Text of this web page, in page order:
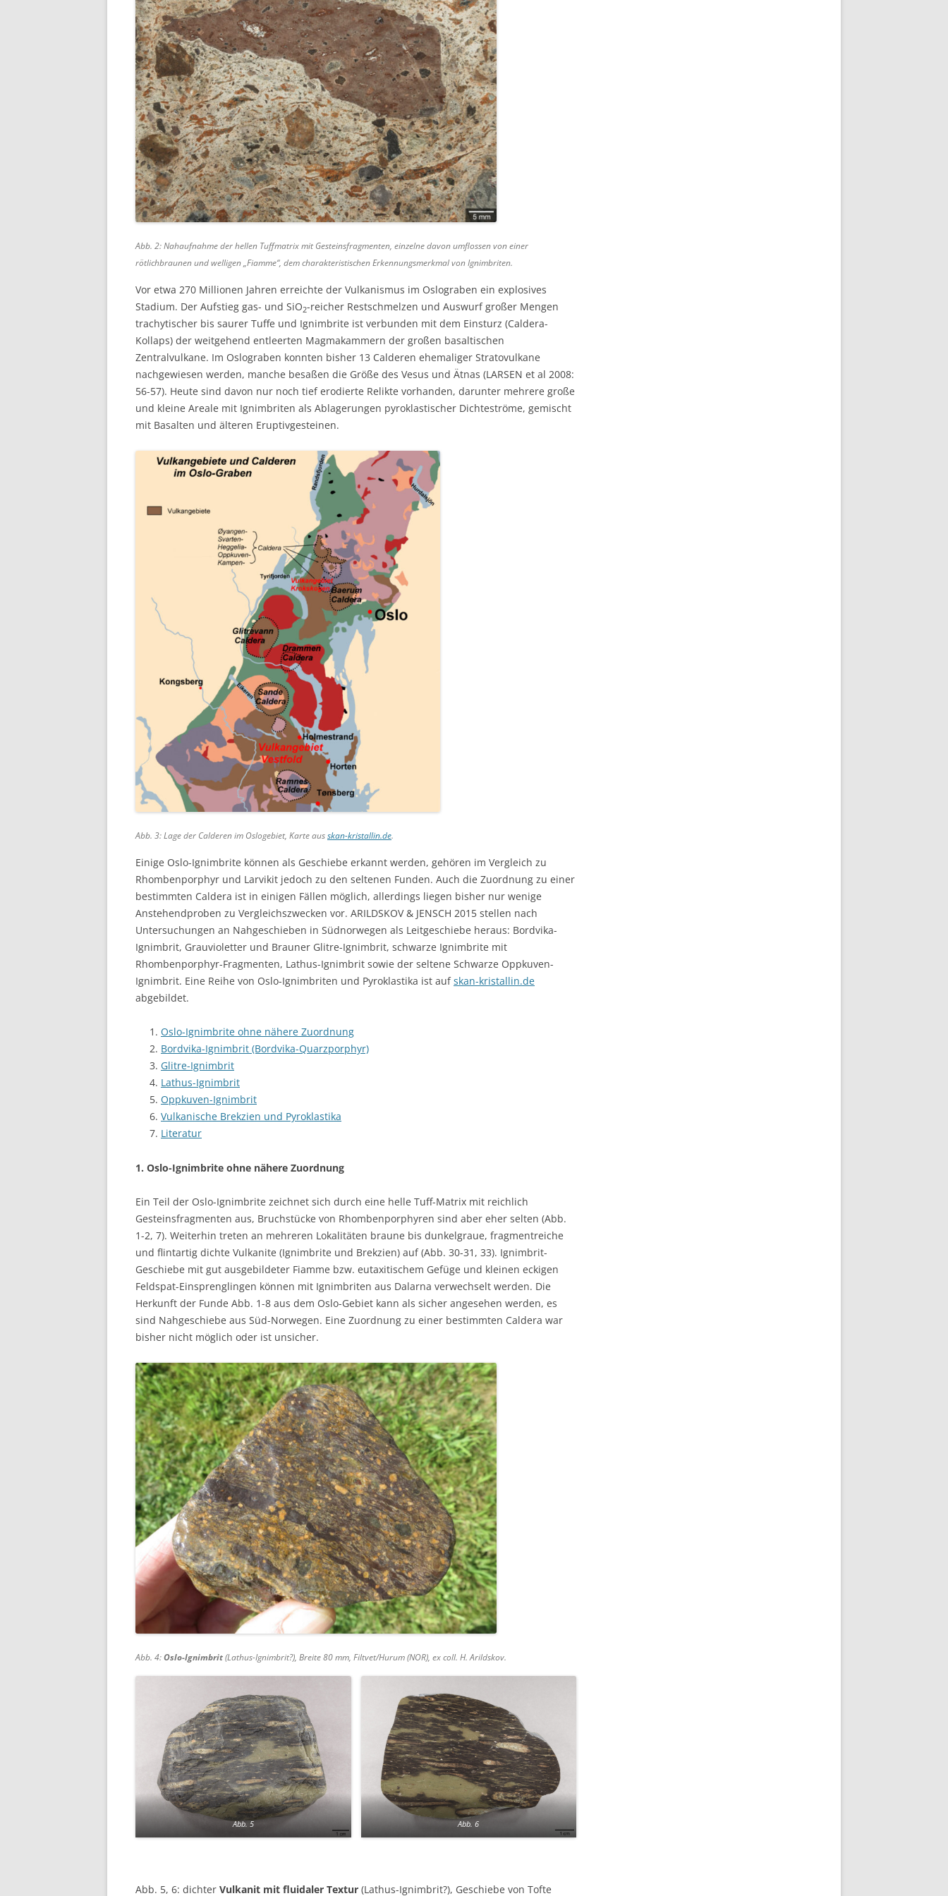
Abb. 2: Nahaufnahme der hellen Tuffmatrix mit Gesteinsfragmenten, einzelne davon umflossen von einer
rötlichbraunen und welligen „Fiamme“, dem charakteristischen Erkennungsmerkmal von Ignimbriten.
Vor etwa 270 Millionen Jahren erreichte der Vulkanismus im Oslograben ein explosives
Stadium. Der Aufstieg gas- und SiO2-reicher Restschmelzen und Auswurf großer Mengen
trachytischer bis saurer Tuffe und Ignimbrite ist verbunden mit dem Einsturz (Caldera-
Kollaps) der weitgehend entleerten Magmakammern der großen basaltischen
Zentralvulkane. Im Oslograben konnten bisher 13 Calderen ehemaliger Stratovulkane
nachgewiesen werden, manche besaßen die Größe des Vesus und Ätnas (LARSEN et al 2008:
56-57). Heute sind davon nur noch tief erodierte Relikte vorhanden, darunter mehrere große
und kleine Areale mit Ignimbriten als Ablagerungen pyroklastischer Dichteströme, gemischt
mit Basalten und älteren Eruptivgesteinen.
Abb. 3: Lage der Calderen im Oslogebiet, Karte ausskan-kristallin.de.
Einige Oslo-Ignimbrite können als Geschiebe erkannt werden, gehören im Vergleich zu
Rhombenporphyr und Larvikit jedoch zu den seltenen Funden. Auch die Zuordnung zu einer
bestimmten Caldera ist in einigen Fällen möglich, allerdings liegen bisher nur wenige
Anstehendproben zu Vergleichszwecken vor. ARILDSKOV & JENSCH 2015 stellen nach
Untersuchungen an Nahgeschieben in Südnorwegen als Leitgeschiebe heraus: Bordvika-
Ignimbrit, Grauvioletter und Brauner Glitre-Ignimbrit, schwarze Ignimbrite mit
Rhombenporphyr-Fragmenten, Lathus-Ignimbrit sowie der seltene Schwarze Oppkuven-
Ignimbrit. Eine Reihe von Oslo-Ignimbriten und Pyroklastika ist aufskan-kristallin.de
abgebildet.
Oslo-Ignimbrite ohne nähere Zuordnung
Bordvika-Ignimbrit (Bordvika-Quarzporphyr)
Glitre-Ignimbrit
Lathus-Ignimbrit
Oppkuven-Ignimbrit
Vulkanische Brekzien und Pyroklastika
Literatur
1. Oslo-Ignimbrite ohne nähere Zuordnung
Ein Teil der Oslo-Ignimbrite zeichnet sich durch eine helle Tuff-Matrix mit reichlich
Gesteinsfragmenten aus, Bruchstücke von Rhombenporphyren sind aber eher selten (Abb.
1-2, 7). Weiterhin treten an mehreren Lokalitäten braune bis dunkelgraue, fragmentreiche
und flintartig dichte Vulkanite (Ignimbrite und Brekzien) auf (Abb. 30-31, 33). Ignimbrit-
Geschiebe mit gut ausgebildeter Fiamme bzw. eutaxitischem Gefüge und kleinen eckigen
Feldspat-Einsprenglingen können mit Ignimbriten aus Dalarna verwechselt werden. Die
Herkunft der Funde Abb. 1-8 aus dem Oslo-Gebiet kann als sicher angesehen werden, es
sind Nahgeschiebe aus Süd-Norwegen. Eine Zuordnung zu einer bestimmten Caldera war
bisher nicht möglich oder ist unsicher.
Abb. 4:Oslo-Ignimbrit(Lathus-Ignimbrit?), Breite 80 mm, Filtvet/Hurum (NOR), ex coll. H. Arildskov.
Abb. 5 Abb. 6
Abb. 5, 6: dichter Vulkanit mit fluidaler Textur (Lathus-Ignimbrit?), Geschiebe von Tofte